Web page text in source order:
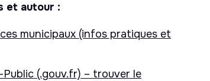
et autour :
municipaux (infos pratiques et
(.gouv.fr) – trouver le